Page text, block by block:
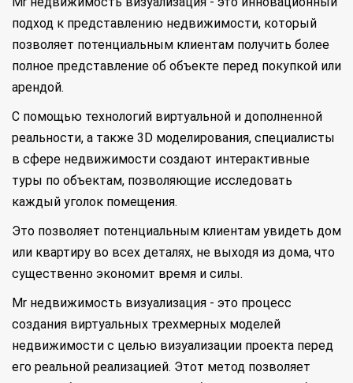
подход к представлению недвижимости, который
позволяет потенциальным клиентам получить более
полное представление об объекте перед покупкой или
арендой.
С помощью технологий виртуальной и дополненной
реальности, а также 3D моделирования, специалисты
в сфере недвижимости создают интерактивные
туры по объектам, позволяющие исследовать
каждый уголок помещения.
Это позволяет потенциальным клиентам увидеть дом
или квартиру во всех деталях, не выходя из дома, что
существенно экономит время и силы.
Mr недвижимость визуализация - это процесс
создания виртуальных трехмерных моделей
недвижимости с целью визуализации проекта перед
его реальной реализацией. Этот метод позволяет